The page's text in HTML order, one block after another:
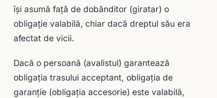
îşi asumă faţă de dobânditor (giratar) o
obligaţie valabilă, chiar dacă dreptul său era
afectat de vicii.
Dacă o persoană (avalistul) garantează
obligaţia trasului acceptant, obligaţia de
garanţie (obligaţia accesorie) este valabilă,